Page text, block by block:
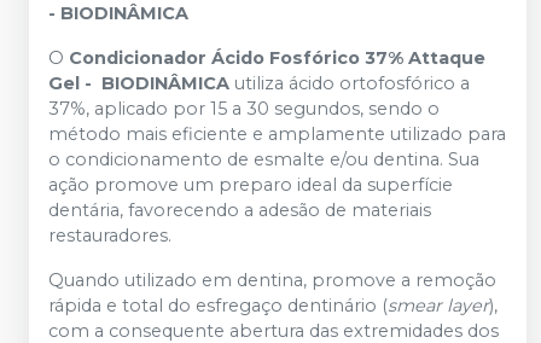
- BIODINÂMICA
O Condicionador Ácido Fosfórico 37% Attaque
Gel - BIODINÂMICA utiliza ácido ortofosfórico a
37%, aplicado por 15 a 30 segundos, sendo o
método mais eficiente e amplamente utilizado para
o condicionamento de esmalte e/ou dentina. Sua
ação promove um preparo ideal da superfície
dentária, favorecendo a adesão de materiais
restauradores.
Quando utilizado em dentina, promove a remoção
rápida e total do esfregaço dentinário (smear layer),
com a consequente abertura das extremidades dos